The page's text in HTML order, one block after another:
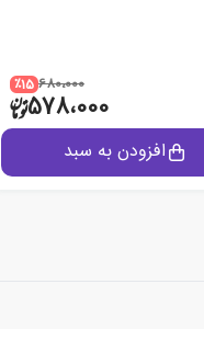
680،000 ٪15
578،000
افزودن به سبد